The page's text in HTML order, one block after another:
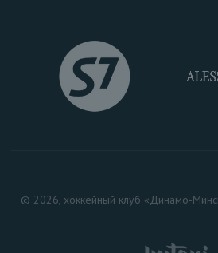
© 2026, хоккейный клуб «Динамо-